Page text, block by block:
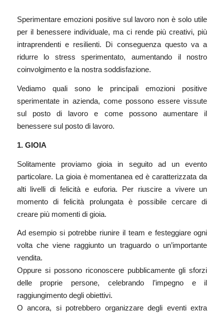
Sperimentare emozioni positive sul lavoro non è solo utile
per il benessere individuale, ma ci rende piùcreativi, più
intraprendenti e resilienti. Di conseguenza questo va a
ridurre lo stress sperimentato, aumentando il nostro
coinvolgimento e la nostra soddisfazione.
Vediamo quali sono le principali emozioni positive
sperimentate in azienda, come possono essere vissute
sul posto di lavoro e come possono aumentare il
benessere sul posto di lavoro.
1. GIOIA
Solitamente proviamo gioia in seguito ad un evento
particolare. La gioia è momentanea ed è caratterizzata da
alti livelli di felicità e euforia. Per riuscire a vivere un
momento di felicità prolungata è possibile cercare di
creare più momenti di gioia.
Ad esempio si potrebbe riunire il team e festeggiare ogni
volta che viene raggiunto un traguardo o un’importante
vendita.
Oppure si possono riconoscere pubblicamente gli sforzi
delle proprie persone, celebrando l’impegno e il
raggiungimento degli obiettivi.
O ancora, si potrebbero organizzare degli eventi extra